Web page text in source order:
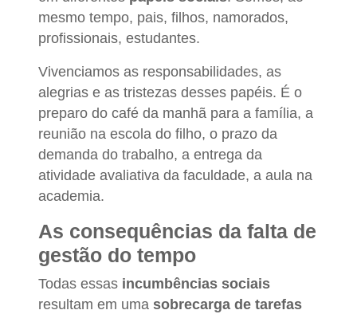
mesmo tempo, pais, filhos, namorados,
profissionais, estudantes.
Vivenciamos as responsabilidades, as
alegrias e as tristezas desses papéis. É o
preparo do café da manhã para a família, a
reunião na escola do filho, o prazo da
demanda do trabalho, a entrega da
atividade avaliativa da faculdade, a aula na
academia.
As consequências da falta de
gestão do tempo
Todas essas incumbências sociais
resultam em uma sobrecarga de tarefas